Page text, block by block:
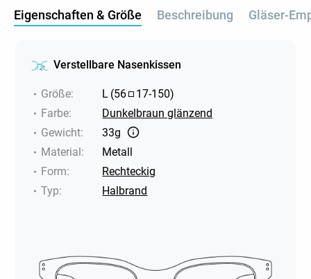
Eigenschaften & Größe Beschreibung Gläser-
Verstellbare Nasenkissen
Größe: L (56 17-150)
Farbe:
Dunkelbraun glänzend
Gewicht:
33g
Material:
Metall
Form:
Rechteckig
Typ: Halbrand